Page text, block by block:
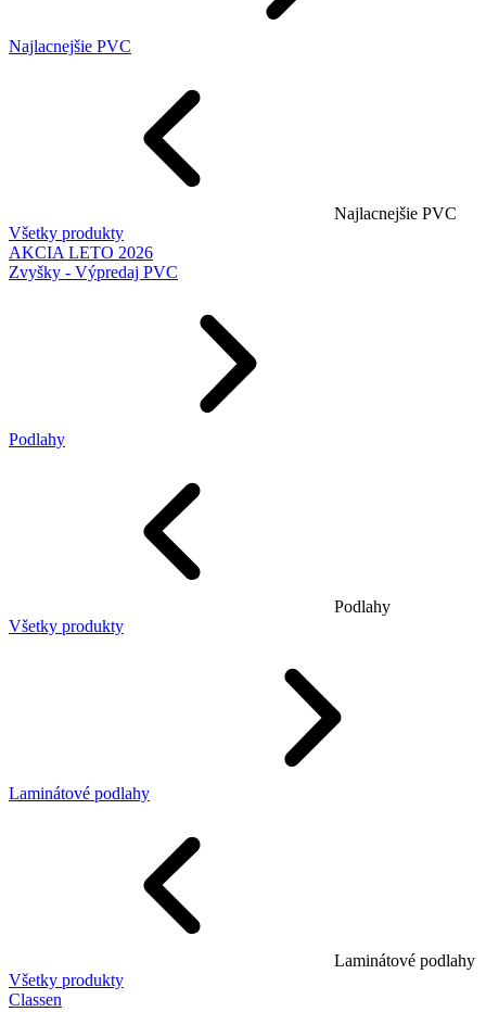
Najlacnejšie PVC
Najlacnejšie PVC
Všetky produkty
AKCIA LETO 2026
Zvyšky - Výpredaj PVC
Podlahy
Podlahy
Všetky produkty
Laminátové podlahy
Laminátové podlahy
Všetky produkty
Classen